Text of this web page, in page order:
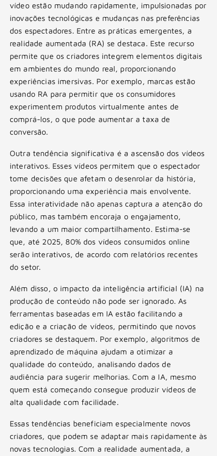
vídeo estão mudando rapidamente, impulsionadas por
inovações tecnológicas e mudanças nas preferências
dos espectadores. Entre as práticas emergentes, a
realidade aumentada (RA) se destaca. Este recurso
permite que os criadores integrem elementos digitais
em ambientes do mundo real, proporcionando
experiências imersivas. Por exemplo, marcas estão
usando RA para permitir que os consumidores
experimentem produtos virtualmente antes de
comprá-los, o que pode aumentar a taxa de
conversão.
Outra tendência significativa é a ascensão dos vídeos
interativos. Esses vídeos permitem que o espectador
tome decisões que afetam o desenrolar da história,
proporcionando uma experiência mais envolvente.
Essa interatividade não apenas captura a atenção do
público, mas também encoraja o engajamento,
levando a um maior compartilhamento. Estima-se
que, até 2025, 80% dos vídeos consumidos online
serão interativos, de acordo com relatórios recentes
do setor.
Além disso, o impacto da inteligência artificial (IA) na
produção de conteúdo não pode ser ignorado. As
ferramentas baseadas em IA estão facilitando a
edição e a criação de vídeos, permitindo que novos
criadores se destaquem. Por exemplo, algoritmos de
aprendizado de máquina ajudam a otimizar a
qualidade do conteúdo, analisando dados de
audiência para sugerir melhorias. Com a IA, mesmo
quem está começando consegue produzir vídeos de
alta qualidade com facilidade.
Essas tendências beneficiam especialmente novos
criadores, que podem se adaptar mais rapidamente às
novas tecnologias. Com a realidade aumentada, a